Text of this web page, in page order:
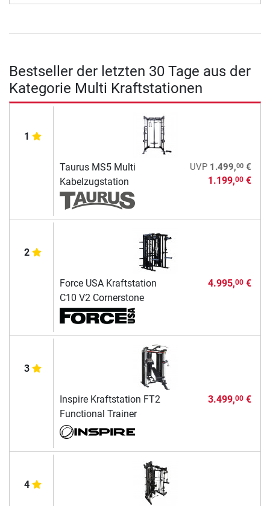
Bestseller der letzten 30 Tage aus der
Kategorie Multi Kraftstationen
1
Taurus MS5 Multi
Kabelzugstation
UVP 1.499,00€
1.199,00€
2
Force USA Kraftstation
C10 V2 Cornerstone
4.995,00€
3
Inspire Kraftstation FT2
Functional Trainer
3.499,00€
4